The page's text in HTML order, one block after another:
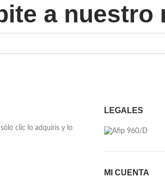
a nuestro
clic lo adquiris y lo
LEGALES
MI CUENTA